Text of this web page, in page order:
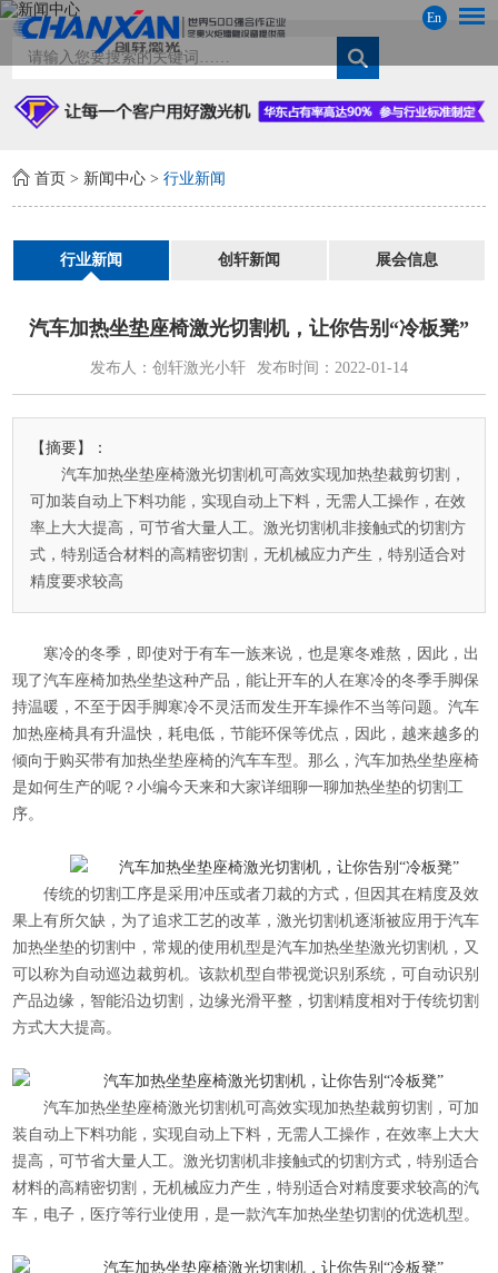
En
首页 > 新闻中心 >行业新闻
行业新闻 创轩新闻 展会信息
汽车加热坐垫座椅激光切割机，让你告别“冷板凳”
发布人：创轩激光小轩 发布时间：2022-01-14
【摘要】：
汽车加热坐垫座椅激光切割机可高效实现加热垫裁剪切割，
可加装自动上下料功能，实现自动上下料，无需人工操作，在效
率上大大提高，可节省大量人工。激光切割机非接触式的切割方
式，特别适合材料的高精密切割，无机械应力产生，特别适合对
精度要求较高
寒冷的冬季，即使对于有车一族来说，也是寒冬难熬，因此，出
现了汽车座椅加热坐垫这种产品，能让开车的人在寒冷的冬季手脚保
持温暖，不至于因手脚寒冷不灵活而发生开车操作不当等问题。汽车
加热座椅具有升温快，耗电低，节能环保等优点，因此，越来越多的
倾向于购买带有加热坐垫座椅的汽车车型。那么，汽车加热坐垫座椅
是如何生产的呢？小编今天来和大家详细聊一聊加热坐垫的切割工
序。
传统的切割工序是采用冲压或者刀裁的方式，但因其在精度及效
果上有所欠缺，为了追求工艺的改革，激光切割机逐渐被应用于汽车
加热坐垫的切割中，常规的使用机型是汽车加热坐垫激光切割机，又
可以称为 自动巡边裁剪机。该款机型自带视觉识别系统，可自动识别
产品边缘，智能沿边切割，边缘光滑平整，切割精度相对于传统切割
方式大大提高。
汽车加热坐垫座椅激光切割机可高效实现加热垫裁剪切割，可加
装自动上下料功能，实现自动上下料，无需人工操作，在效率上大大
提高，可节省大量人工。激光切割机非接触式的切割方式，特别适合
材料的高精密切割，无机械应力产生，特别适合对精度要求较高的汽
车，电子，医疗等行业使用，是一款汽车加热坐垫切割的优选机型。